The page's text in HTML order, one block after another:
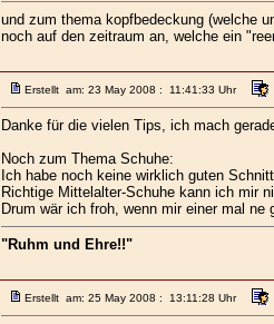
und zum thema kopfbedeckung (welche
noch auf den zeitraum an, welche ein
Erstellt am: 23 May 2008 : 11:41:33 Uhr
Danke für die vielen Tips, ich mach
Noch zum Thema Schuhe:
Ich habe noch keine wirklich guten
Richtige Mittelalter-Schuhe kann ich mir
Drum wär ich froh, wenn mir einer mal
"Ruhm und Ehre!!"
Erstellt am: 25 May 2008 : 13:11:28 Uhr